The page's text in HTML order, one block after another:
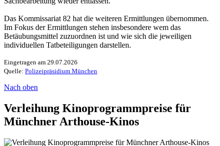
Das Kommissariat 82 hat die weiteren Ermittlungen übernommen.
Im Fokus der Ermittlungen stehen insbesondere wem das
Betäubungsmittel zuzuordnen ist und wie sich die jeweiligen
individuellen Tatbeteiligungen darstellen.
Eingetragen am 29.07.2026
Quelle: Polizeipräsidium München
Nach oben
Verleihung Kinoprogrammpreise für
Münchner Arthouse-Kinos